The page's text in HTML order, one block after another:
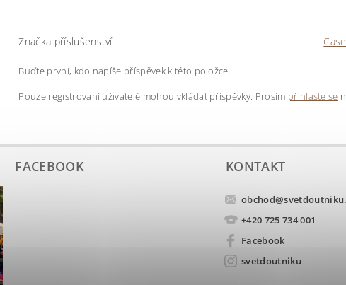
Značka příslušenství
Buďte první, kdo napíše příspěvek k této položce.
Pouze registrovaní uživatelé mohou vkládat příspěvky. Prosím přihlaste se
FACEBOOK KONTAKT
obchod@
+420 725 734 001
Facebook
svetdoutniku